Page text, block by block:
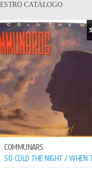
CATÁLOGO
COMMUNARS